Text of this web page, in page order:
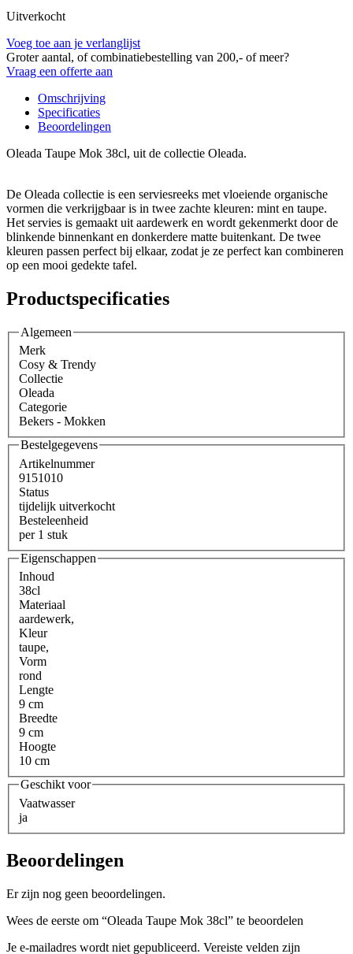
Uitverkocht
Voeg toe aan je verlanglijst
Groter aantal, of combinatiebestelling van 200,- of meer?
Vraag een offerte aan
Omschrijving
Specificaties
Beoordelingen
Oleada Taupe Mok 38cl, uit de collectie Oleada.
De Oleada collectie is een serviesreeks met vloeiende organische
vormen die verkrijgbaar is in twee zachte kleuren: mint en taupe.
Het servies is gemaakt uit aardewerk en wordt gekenmerkt door de
blinkende binnenkant en donkerdere matte buitenkant. De twee
kleuren passen perfect bij elkaar, zodat je ze perfect kan combineren
op een mooi gedekte tafel.
Productspecificaties
Algemeen
Merk
Cosy & Trendy
Collectie
Oleada
Categorie
Bekers - Mokken
Bestelgegevens
Artikelnummer
9151010
Status
tijdelijk uitverkocht
Besteleenheid
per 1 stuk
Eigenschappen
Inhoud
38cl
Materiaal
aardewerk,
Kleur
taupe,
Vorm
rond
Lengte
9 cm
Breedte
9 cm
Hoogte
10 cm
Geschikt voor
Vaatwasser
ja
Beoordelingen
Er zijn nog geen beoordelingen.
Wees de eerste om “Oleada Taupe Mok 38cl” te beoordelen
Je e-mailadres wordt niet gepubliceerd. Vereiste velden zijn